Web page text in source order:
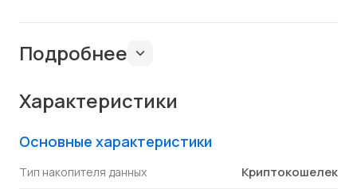
Подробнее
Характеристики
Основные характеристики
Тип накопителя данных Криптокошелек